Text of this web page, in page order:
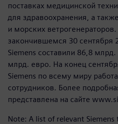
поставках медицинской
для здравоохранения, а
и морских
закончившемся 30 сентября
Siemens составили 86,8
млрд. евро. На конец
Siemens по всему миру
сотрудников. Более
представлена на сайте
Note: A list of relevant